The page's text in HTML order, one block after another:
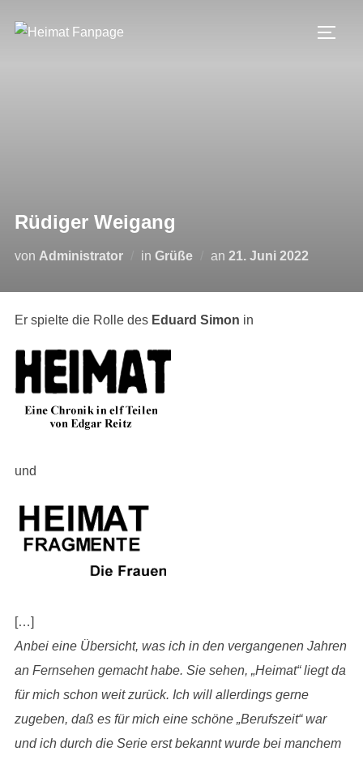
Inhalt
Rüdiger Weigang
von Administrator in Grüße an Veröffentlicht
21. Juni 2022
Er spielte die Rolle des Eduard Simon in
und
[…]
Anbei eine Übersicht, was ich in den vergangenen Jahren
an Fernsehen gemacht habe. Sie sehen, „Heimat“ liegt da
für mich schon weit zurück. Ich will allerdings gerne
zugeben, daß es für mich eine schöne „Berufszeit“ war
und ich durch die Serie erst bekannt wurde bei manchem